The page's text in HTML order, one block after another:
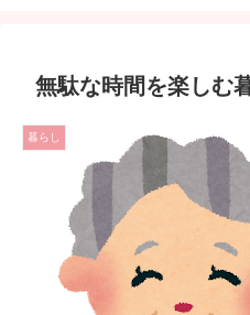
無駄な時間を楽しむ
暮らし